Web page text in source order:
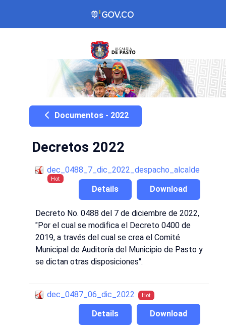
Documentos - 2022
Decretos 2022
dec_0488_7_dic_2022_despacho_alcalde
Hot
Download
Details
Decreto No. 0488 del 7 de diciembre de 2022,
"Por el cual se modifica el Decreto 0400 de
2019, a través del cual se crea el Comité
Municipal de Auditoría del Municipio de Pasto y
se dictan otras disposiciones".
dec_0487_06_dic_2022 Hot
Download
Details